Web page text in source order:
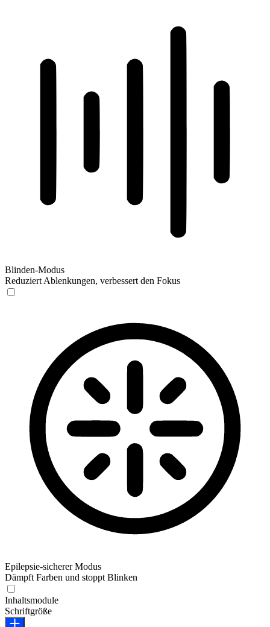
Blinden-Modus
Reduziert Ablenkungen, verbessert den Fokus
Epilepsie-sicherer Modus
Dämpft Farben und stoppt Blinken
Inhaltsmodule
Schriftgröße